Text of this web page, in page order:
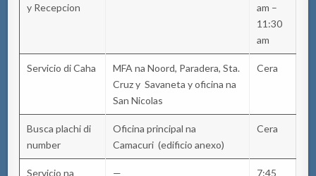
y Recepcion
am –
11:30
am
Servicio di Caha
MFA na Noord, Paradera, Sta.
Cruz y Savaneta y oficina na
San Nicolas
Cera
Busca plachi di
number
Oficina principal na
Camacuri (edificio anexo)
Cera
Servicio na
—
7:45